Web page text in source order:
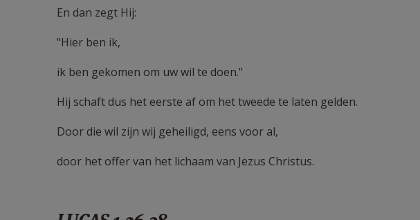
En dan zegt Hij:
"Hier ben ik,
ik ben gekomen om uw wil te doen."
Hij schaft dus het eerste af om het tweede te laten gelden.
Door die wil zijn wij geheiligd, eens voor al,
door het offer van het lichaam van Jezus Christus.